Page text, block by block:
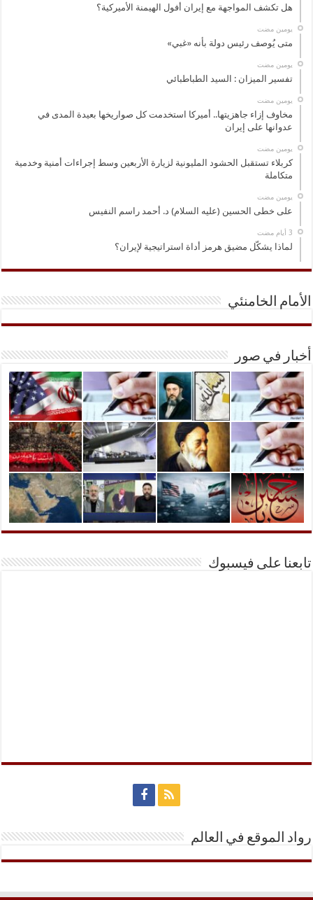
هل تكشف المواجهة مع إيران أفول الهيمنة الأميركية؟
‏يومين مضت
متى يُوصف رئيس دولة بأنه «غبي»
‏يومين مضت
تفسير الميزان : السيد الطباطبائي
‏يومين مضت
مخاوف إزاء جاهزيتها.. أميركا استخدمت كل صواريخها بعيدة المدى في
عدوانها على إيران
‏يومين مضت
كربلاء تستقبل الحشود المليونية لزيارة الأربعين وسط إجراءات أمنية وخدمية
متكاملة
‏يومين مضت
على خطى الحسين (عليه السلام) د. أحمد راسم النفيس
لماذا يشكّل مضيق هرمز أداة استراتيجية لإيران؟
الأمام الخامنئي
أخبار في صور
تابعنا على فيسبوك
رواد الموقع في العالم